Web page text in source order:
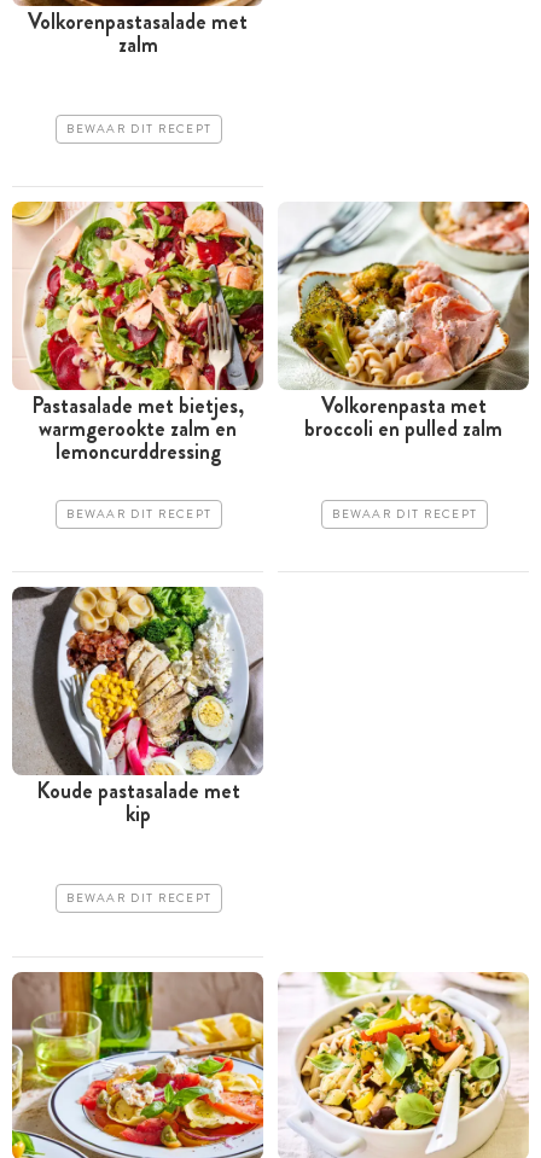
Volkorenpastasalade met
zalm
BEWAAR DIT RECEPT
Pastasalade met bietjes,
warm­gerookte zalm en
lemoncurddressing
BEWAAR DIT RECEPT
Volkorenpasta met
broccoli en pulled zalm
BEWAAR DIT RECEPT
Koude pastasalade met
kip
BEWAAR DIT RECEPT